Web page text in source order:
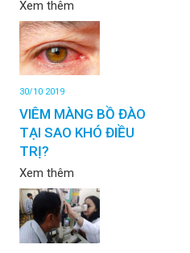
Xem thêm
30/10 2019
VIÊM MÀNG BỒ ĐÀO
TẠI SAO KHÓ ĐIỀU
TRỊ?
Xem thêm